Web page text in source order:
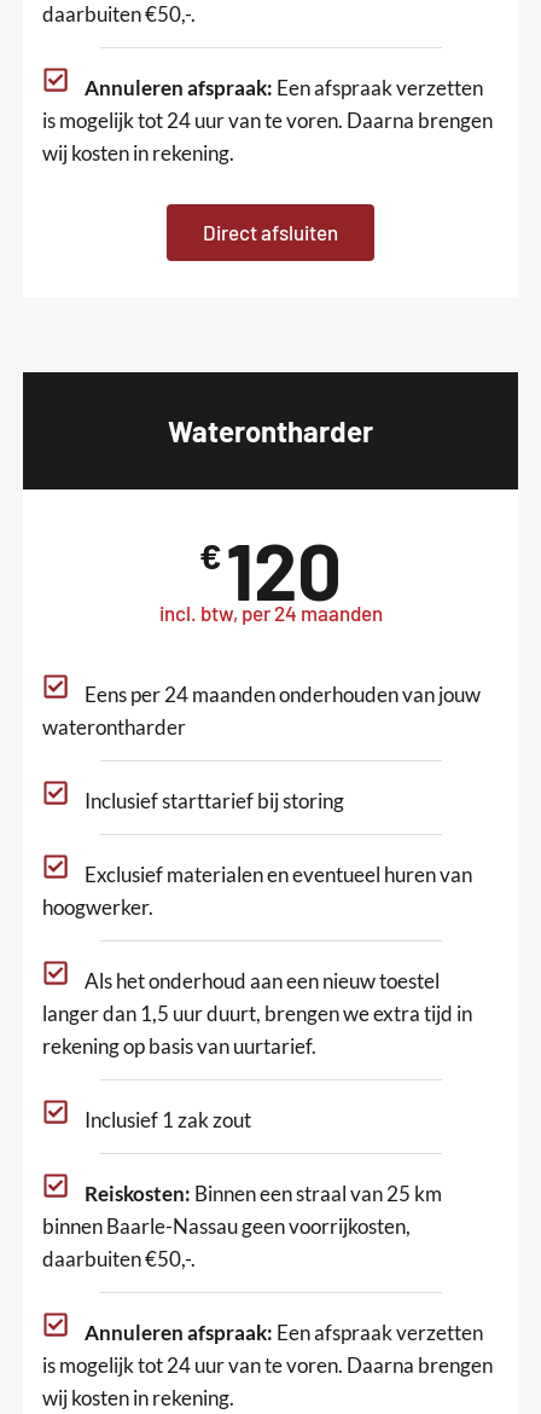
daarbuiten €50,-.
Annuleren afspraak: Een afspraak verzetten
is mogelijk tot 24 uur van te voren. Daarna brengen
wij kosten in rekening.
Direct afsluiten
Waterontharder
€120
incl. btw, per 24 maanden
Eens per 24 maanden onderhouden van jouw
waterontharder
Inclusief starttarief bij storing
Exclusief materialen en eventueel huren van
hoogwerker.
Als het onderhoud aan een nieuw toestel
langer dan 1,5 uur duurt, brengen we extra tijd in
rekening op basis van uurtarief.
Inclusief 1 zak zout
Reiskosten: Binnen een straal van 25 km
binnen Baarle-Nassau geen voorrijkosten,
daarbuiten €50,-.
Annuleren afspraak: Een afspraak verzetten
is mogelijk tot 24 uur van te voren. Daarna brengen
wij kosten in rekening.